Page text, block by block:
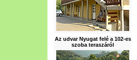
Az udvar Nyugat felé a 102-es
szoba teraszáról